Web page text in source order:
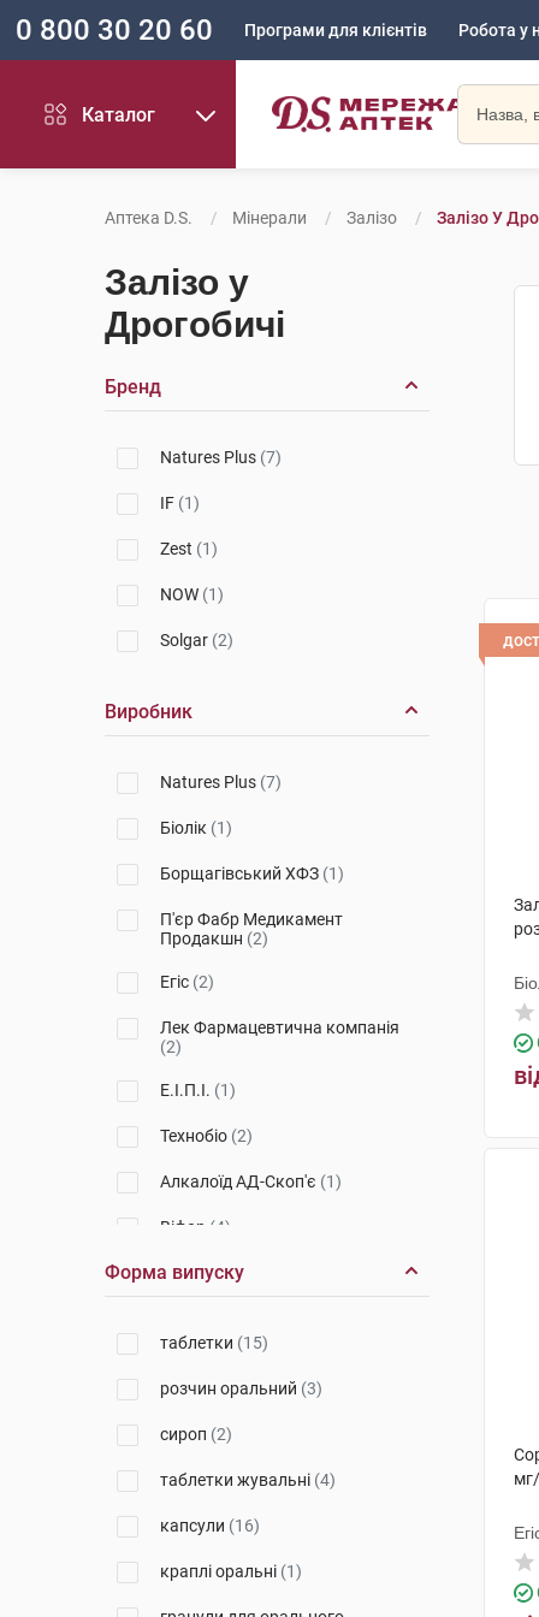
0 800 30 20 60 Програми для клієнтів Робота у
Каталог
Аптека D.S. Мінерали Залізо Залізо У
Залізо у
Дрогобичі
Бренд
Natures Plus (7)
IF (1)
Zest (1)
NOW (1)
Solgar (2)
Виробник
Natures Plus (7)
Біолік (1)
Борщагівський ХФЗ (1)
П'єр Фабр Медикамент
Продакшн (2)
Егіс (2)
Лек Фармацевтична компанія
(2)
Е.І.П.І. (1)
Технобіо (2)
Алкалоїд АД-Скоп'є (1)
Віфор (4)
Омніфарма Київ
Форма випуску
таблетки (15)
розчин оральний (3)
сироп (2)
таблетки жувальні (4)
капсули (16)
краплі оральні (1)